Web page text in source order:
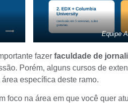
Equipe
fazer faculdade de
Porém, alguns cursos de
específica deste ramo.
foco na área em que você quer